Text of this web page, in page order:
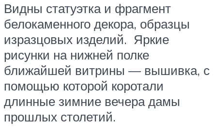
Видны статуэтка и фрагмент
белокаменного декора, образцы
изразцовых изделий. Яркие
рисунки на нижней полке
ближайшей витрины — вышивка, с
помощью которой коротали
длинные зимние вечера дамы
прошлых столетий.